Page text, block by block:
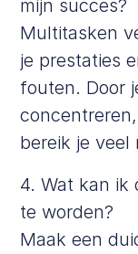
mijn succes?
Multitasken
je prestaties
fouten. Door
bereik je veel
4. Wat kan ik
te worden?
Maak een